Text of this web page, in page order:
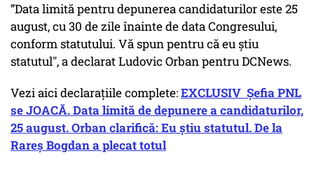
”Data limită pentru depunerea candidaturilor este 25
august, cu 30 de zile înainte de data Congresului,
conform statutului. Vă spun pentru că eu ştiu
statutul", a declarat Ludovic Orban pentru DCNews.
Vezi aici declarațiile complete:EXCLUSIV Șefia PNL
se JOACĂ. Data limită de depunere a candidaturilor,
25 august. Orban clarifică: Eu știu statutul. De la
Rareș Bogdan a plecat totul